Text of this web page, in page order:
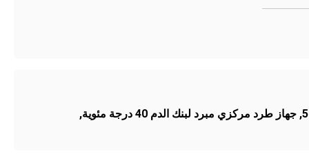
, جهاز طرد مركزي مبرد لبنك الدم 40 درجة مئوية ,